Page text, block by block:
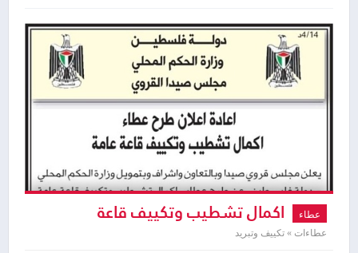
عطاء اكمال تشطيب وتكييف قاعة
عطاءات » تكييف وتبريد